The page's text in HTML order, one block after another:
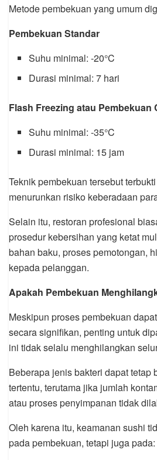
Metode pembekuan yang umum
Pembekuan Standar
Suhu minimal: -20°C
Durasi minimal: 7 hari
Flash Freezing atau Pembekuan
Suhu minimal: -35°C
Durasi minimal: 15 jam
Teknik pembekuan tersebut
menurunkan risiko keberadaan
Selain itu, restoran profesional
prosedur kebersihan yang ketat
bahan baku, proses pemotongan,
kepada pelanggan.
Apakah Pembekuan
Meskipun proses pembekuan
secara signifikan, penting untuk
ini tidak selalu menghilangkan
Beberapa jenis bakteri dapat tetap
tertentu, terutama jika jumlah
atau proses penyimpanan tidak
Oleh karena itu, keamanan sushi
pada pembekuan, tetapi juga pada: